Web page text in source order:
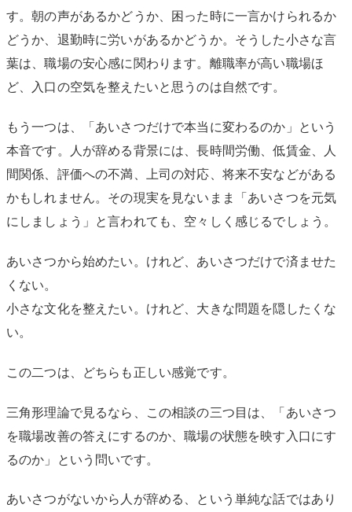
す。朝の声があるかどうか、困った時に一言かけられるか
どうか、退勤時に労いがあるかどうか。そうした小さな言
葉は、職場の安心感に関わります。離職率が高い職場ほ
ど、入口の空気を整えたいと思うのは自然です。
もう一つは、「あいさつだけで本当に変わるのか」という
本音です。人が辞める背景には、長時間労働、低賃金、人
間関係、評価への不満、上司の対応、将来不安などがある
かもしれません。その現実を見ないまま「あいさつを元気
にしましょう」と言われても、空々しく感じるでしょう。
あいさつから始めたい。けれど、あいさつだけで済ませた
くない。
小さな文化を整えたい。けれど、大きな問題を隠したくな
い。
この二つは、どちらも正しい感覚です。
三角形理論で見るなら、この相談の三つ目は、「あいさつ
を職場改善の答えにするのか、職場の状態を映す入口にす
るのか」という問いです。
あいさつがないから人が辞める、という単純な話ではあり